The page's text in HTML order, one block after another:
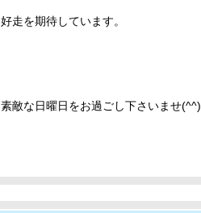
好走を期待しています。
素敵な日曜日をお過ごし下さいませ(^^)